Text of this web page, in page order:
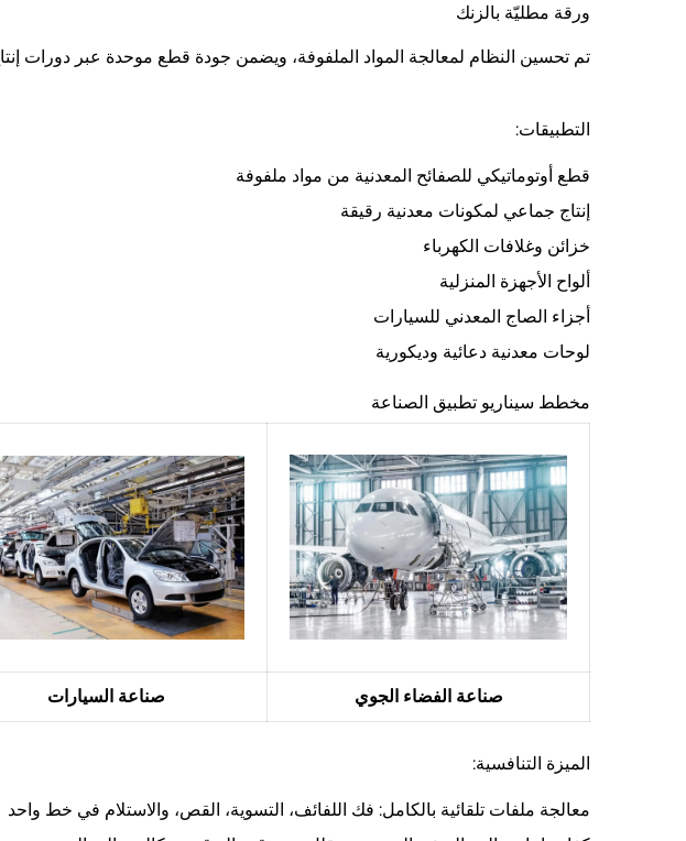
ورقة مطليّة بالزنك
تم تحسين النظام لمعالجة المواد الملفوفة، ويضمن جودة قطع موحدة عبر دورات
التطبيقات:
قطع أوتوماتيكي للصفائح المعدنية من مواد ملفوفة
إنتاج جماعي لمكونات معدنية رقيقة
خزائن وغلافات الكهرباء
ألواح الأجهزة المنزلية
أجزاء الصاج المعدني للسيارات
لوحات معدنية دعائية وديكورية
مخطط سيناريو تطبيق الصناعة
صناعة الفضاء الجوي صناعة السيارات
الميزة التنافسية:
معالجة ملفات تلقائية بالكامل: فك اللفائف، التسوية، القص، والاستلام في خط واحد